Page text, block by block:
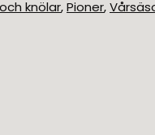
knölar,Pioner,